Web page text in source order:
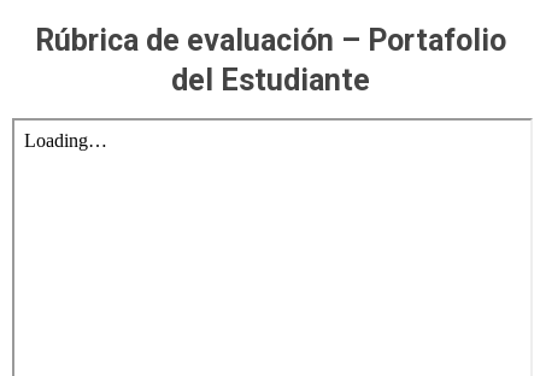
Rúbrica de evaluación – Portafolio
del Estudiante